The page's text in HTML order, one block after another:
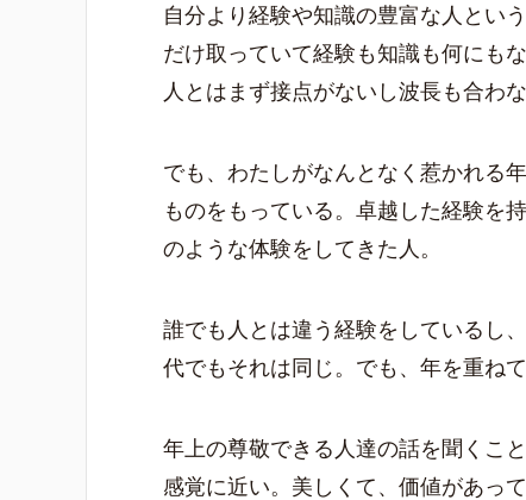
自分より経験や知識の豊富な人とい
だけ取っていて経験も知識も何にも
人とはまず接点がないし波長も合わ
でも、わたしがなんとなく惹かれる
ものをもっている。卓越した経験を
のような体験をしてきた人。
誰でも人とは違う経験をしているし
代でもそれは同じ。でも、年を重ね
年上の尊敬できる人達の話を聞くこ
感覚に近い。美しくて、価値があっ